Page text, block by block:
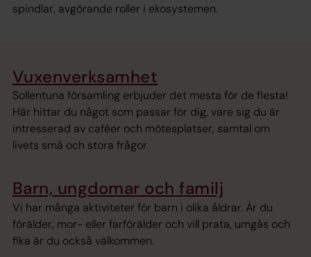
spindlar, avgörande roller i ekosystemen.
Vuxenverksamhet
Sollentuna församling erbjuder det mesta för de flesta!
Här hittar du något som passar för dig, vare sig du är
intresserad av caféer och mötesplatser, samtal om
livets små och stora frågor.
Barn, ungdomar och familj
Vi har många aktiviteter för barn i olika åldrar. Är du
förälder, mor- eller farförälder och vill prata, umgås och
fika är du också välkommen.